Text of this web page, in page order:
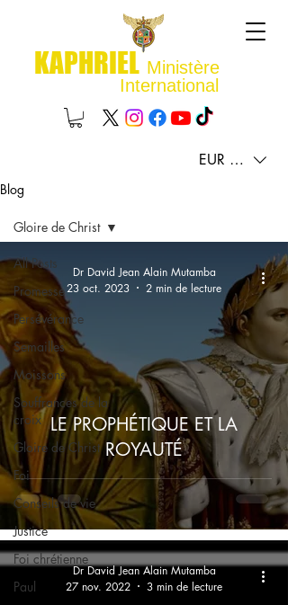
KAPHRIEL Ministère
International
EUR (€)
Blog
All Posts
Promesse
Persévérance
Semailles
Moissons
Souffrances de la
croix
Gloire de Christ
Foi
Conseils de vie
Justice
Foi chrétienne
Paul
Gloire de Christ
LE PROPHÉTIQUE ET LA
ROYAUTÉ
Dr David Jean Alain Mutamba
23 oct. 2023
2 min de lecture
Dr David Jean Alain Mutamba
27 nov. 2022
3 min de lecture